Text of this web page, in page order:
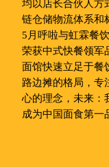
均以店长合伙人方
链仓储物流体系和
5月呼啦与虹霖餐
荣获中式快餐领军
面馆快速立足于餐
路边摊的格局，专
心的理念，未来：
成为中国面食第一